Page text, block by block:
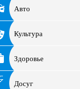
Авто
Культура
Здоровье
Досуг